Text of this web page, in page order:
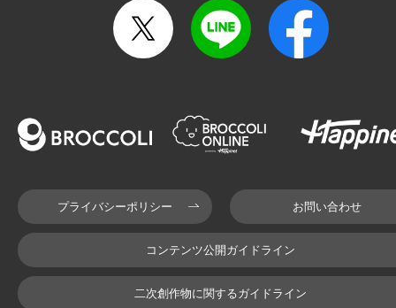
プライバシーポリシー お問い合わせ
コンテンツ公開ガイドライン
二次創作物に関するガイドライン